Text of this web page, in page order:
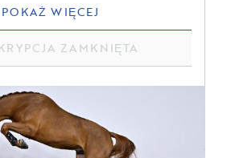
POKAŻ WIĘCEJ
ZAMKNIĘTA